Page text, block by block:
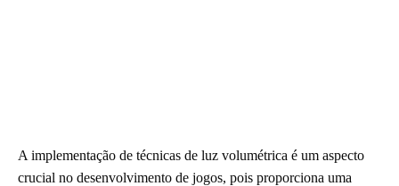
A implementação de técnicas de luz volumétrica é um aspecto
crucial no desenvolvimento de jogos, pois proporciona uma